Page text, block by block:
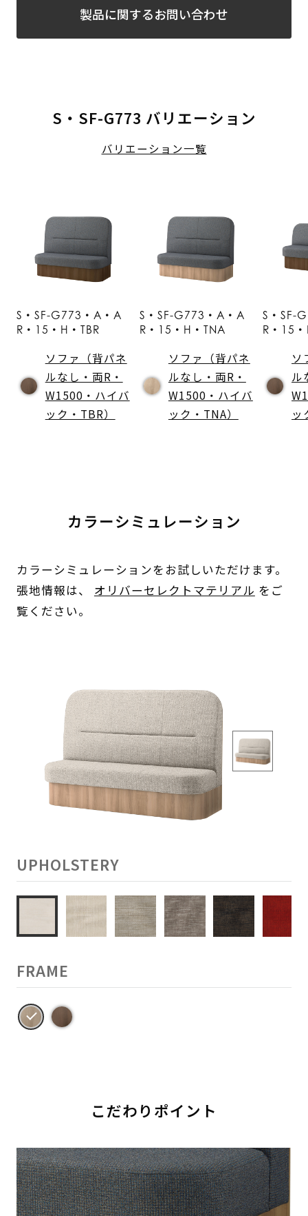
製品に関するお問い合わせ
S・SF-G773 バリエーション
バリエーション一覧
S・SF-G773・A・A
R・15・H・TBR
ソファ（背パネ
ルなし・両R・
W1500・ハイバ
ック・TBR）
S・SF-G773・A・A
R・15・H・TNA
ソファ（背パネ
ルなし・両R・
W1500・ハイバ
ック・TNA）
S・SF-
R・15・
ソ
ル
ッ
カラーシミュレーション
カラーシミュレーションをお試しいただけます。
張地情報は、 オリバーセレクトマテリアル をご
覧ください。
UPHOLSTERY
FRAME
こだわりポイント